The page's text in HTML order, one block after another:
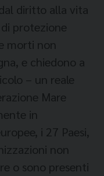
diritto alla vita
protezione
morti non
e chiedono a
– un reale
Mare
in
i 27 Paesi,
non
o sono presenti